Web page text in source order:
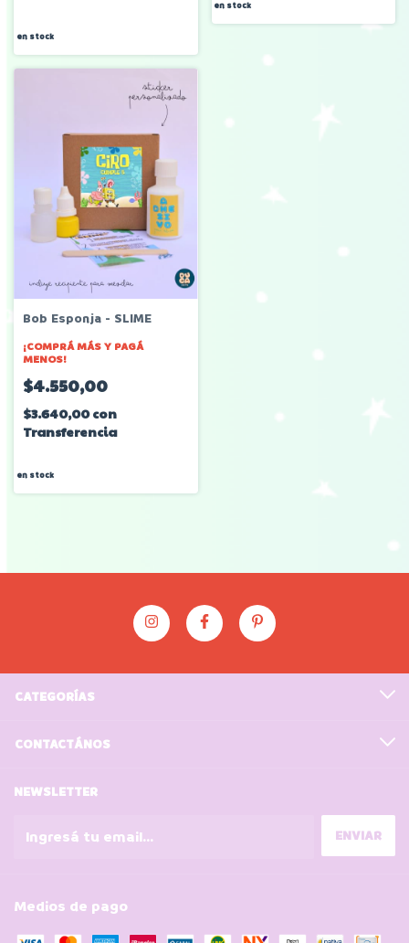
en stock
en stock
Bob Esponja - SLIME
¡COMPRÁ MÁS Y PAGÁ
MENOS!
$4.550,00
$3.640,00con
Transferencia
en stock
CATEGORÍAS
CONTACTÁNOS
NEWSLETTER
Medios de pago